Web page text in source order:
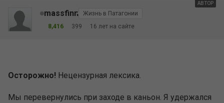
АВТОР
massfinn
Жизнь в Патагонии
8,416
399 16 лет на сайте
Осторожно! Нецензурная лексика.
Мы перевернулись при заходе в каньон. Я удержался